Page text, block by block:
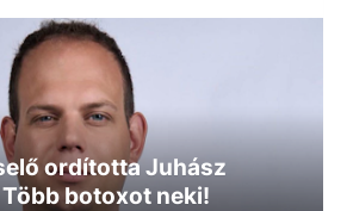
ordította Juhász
botoxot neki!